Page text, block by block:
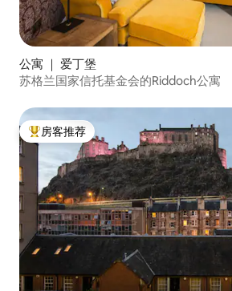
公寓 ｜ 爱丁堡
苏格兰国家信托基金会的Riddoch公寓
热门「房客推荐」
房客推荐